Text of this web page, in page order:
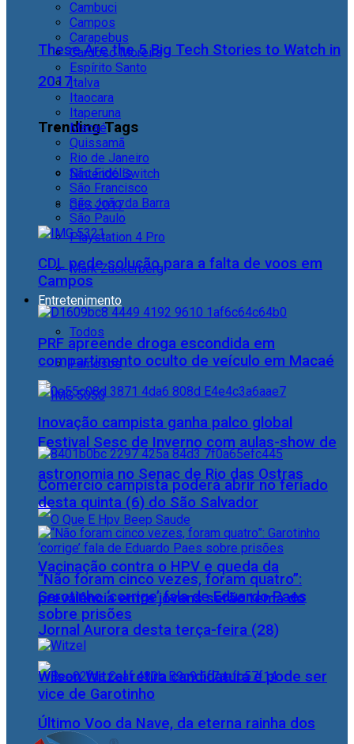
These Are the 5 Big Tech Stories to Watch in
2017
Trending Tags
Nintendo Switch
CES 2017
Playstation 4 Pro
Mark Zuckerberg
Entretenimento
Todos
Famosos
Festival Sesc de Inverno com aulas-show de
astronomia no Senac de Rio das Ostras
Vacinação contra o HPV e queda da
prevalência entre jovens serão tema do
Jornal Aurora desta terça-feira (28)
Último Voo da Nave, da eterna rainha dos
Cambuci
Campos
Carapebus
Cardoso Moreira
Espírito Santo
Italva
Itaocara
Itaperuna
Macaé
Quissamã
Rio de Janeiro
São Fidélis
São Francisco
São João da Barra
São Paulo
CDL pede solução para a falta de voos em
Campos
PRF apreende droga escondida em
compartimento oculto de veículo em Macaé
Inovação campista ganha palco global
Comércio campista poderá abrir no feriado
desta quinta (6) do São Salvador
“Não foram cinco vezes, foram quatro”:
Garotinho ‘corrige’ fala de Eduardo Paes
sobre prisões
Wilson Witzel retira candidatura e pode ser
vice de Garotinho